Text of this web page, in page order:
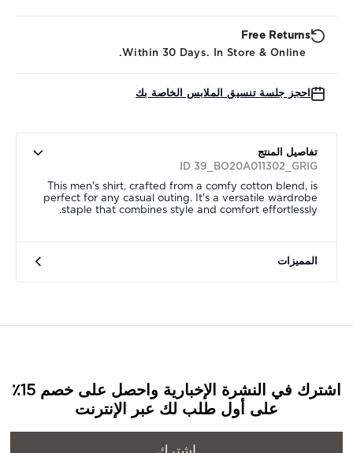
Free Returns
Within 30 Days. In Store & Online.
احجز جلسة تنسيق الملابس الخاصة بك
تفاصيل المنتج
ID 39_BO20A011302_GRIG
This men's shirt, crafted from a comfy cotton blend, is
perfect for any casual outing. It's a versatile wardrobe
staple that combines style and comfort effortlessly.
المميزات
اشترك في النشرة الإخبارية واحصل على خصم 15٪
على أول طلب لك عبر الإنترنت